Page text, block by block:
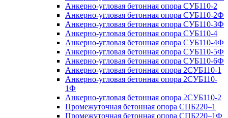
Анкерно-угловая бетонная опора СУБ110-2
Анкерно-угловая бетонная опора СУБ110-2Ф
Анкерно-угловая бетонная опора СУБ110-3Ф
Анкерно-угловая бетонная опора СУБ110-4
Анкерно-угловая бетонная опора СУБ110-4Ф
Анкерно-угловая бетонная опора СУБ110-5Ф
Анкерно-угловая бетонная опора СУБ110-6Ф
Анкерно-угловая бетонная опора 2СУБ110-1
Анкерно-угловая бетонная опора 2СУБ110-
1Ф
Анкерно-угловая бетонная опора 2СУБ110-2
Промежуточная бетонная опора СПБ220–1
Промежуточная бетонная опора СПБ220–1Ф